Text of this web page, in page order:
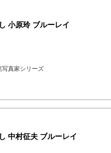
小原玲 ブルーレイ
写真家シリーズ
中村征夫 ブルーレイ